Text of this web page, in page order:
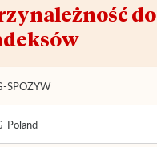
do
SPOZYW
Poland